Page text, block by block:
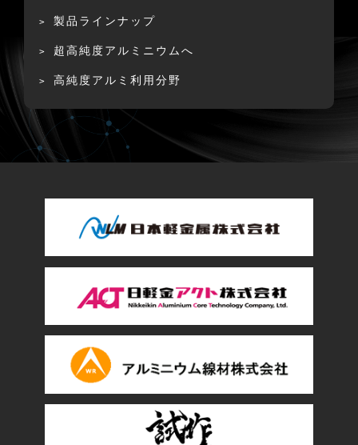
製品ラインナップ
超高純度アルミニウムへ
高純度アルミ利用分野